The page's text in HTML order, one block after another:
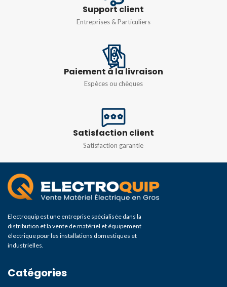
100W
DEGRÉ DE
IP65
PUISSANCE
TEMPÉRATURE DE
COULEUR
DURÉE DE VIE
Support client
Entreprises & Particuliers
Paiement à la livraison
Espèces ou chèques
Satisfaction client
Satisfaction garantie
Electroquip est une entreprise spécialisée dans la
distribution et la vente de matériel et équipement
électrique pour les installations domestiques et
industrielles.
Catégories